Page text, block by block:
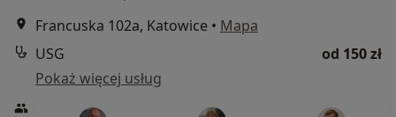
Francuska 102a, Katowice • Mapa
USG
od 150 zł
Pokaż więcej usług